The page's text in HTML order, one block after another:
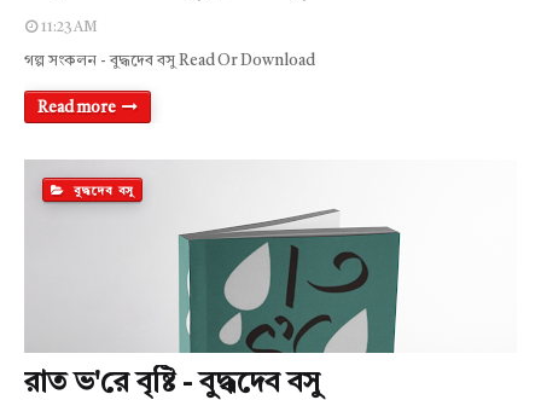
11:23 AM
গল্প সংকলন - বুদ্ধদেব বসু Read Or Download
Read more
বুদ্ধদেব বসু
রাত ভ'রে বৃষ্টি - বুদ্ধদেব বসু